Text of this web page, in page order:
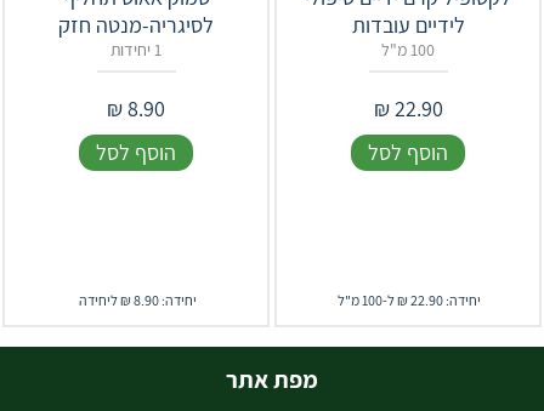
לידיים עובדות
100 מ"ל
22.90
₪
הוסף לסל
יחידה: 22.90 ₪ ל-100 מ"ל
לסיגריה-מנטה חזק
1 יחידות
8.90
₪
הוסף לסל
יחידה: 8.90 ₪ ליחידה
מפת אתר